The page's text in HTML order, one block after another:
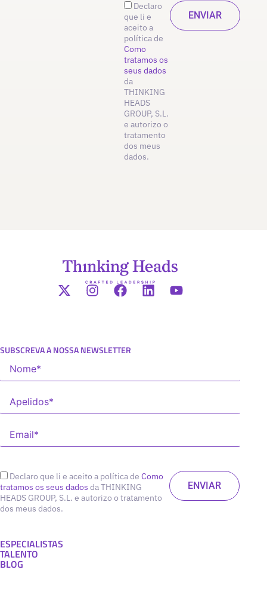
Declaro
que li e
aceito a
política de
Como
tratamos os
seus dados
da
THINKING
HEADS
GROUP, S.L.
e autorizo o
tratamento
dos meus
dados.
SUBSCREVA A NOSSA NEWSLETTER
Declaro que li e aceito a política de Como
tratamos os seus dados da THINKING
HEADS GROUP, S.L. e autorizo o tratamento
dos meus dados.
ESPECIALISTAS
TALENTO
BLOG